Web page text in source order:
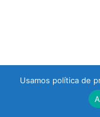
Usamos política de